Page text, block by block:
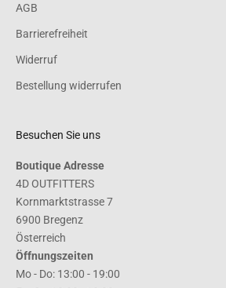
AGB
Barrierefreiheit
Widerruf
Bestellung widerrufen
Besuchen Sie uns
Boutique Adresse
4D OUTFITTERS
Kornmarktstrasse 7
6900 Bregenz
Österreich
Öffnungszeiten
Mo - Do: 13:00 - 19:00